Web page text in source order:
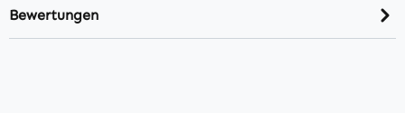
Bewertungen